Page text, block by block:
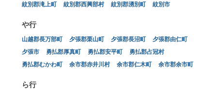
紋別郡滝上町
紋別郡西興部村 紋別郡湧別町 紋別市
や行
山越郡長万部町 夕張郡栗山町 夕張郡長沼町
夕張郡由仁町
夕張市
勇払郡厚真町 勇払郡安平町
勇払郡占冠村
勇払郡むかわ町
余市郡赤井川村 余市郡仁木町 余市郡余市町
ら行